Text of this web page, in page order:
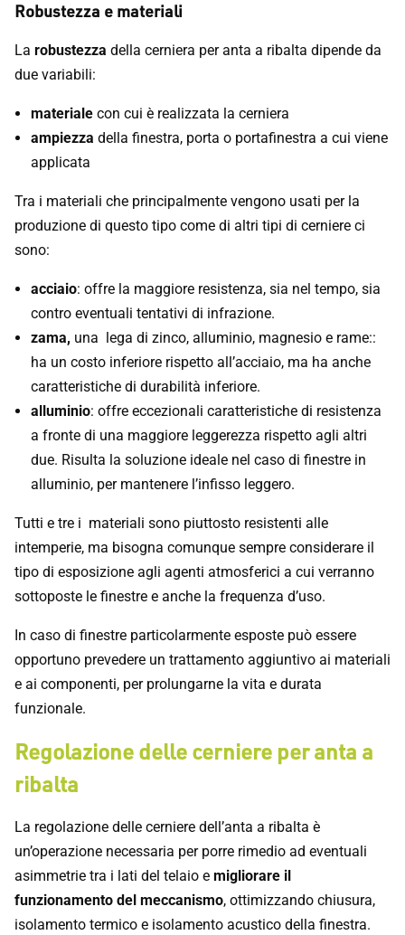
Robustezza e materiali
La robustezza della cerniera per anta a ribalta dipende da
due variabili:
materiale con cui è realizzata la cerniera
ampiezza della finestra, porta o portafinestra a cui viene
applicata
Tra i materiali che principalmente vengono usati per la
produzione di questo tipo come di altri tipi di cerniere ci
sono:
acciaio: offre la maggiore resistenza, sia nel tempo, sia
contro eventuali tentativi di infrazione.
zama, una lega di zinco, alluminio, magnesio e rame::
ha un costo inferiore rispetto all’acciaio, ma ha anche
caratteristiche di durabilità inferiore.
alluminio: offre eccezionali caratteristiche di resistenza
a fronte di una maggiore leggerezza rispetto agli altri
due. Risulta la soluzione ideale nel caso di finestre in
alluminio, per mantenere l’infisso leggero.
Tutti e tre i materiali sono piuttosto resistenti alle
intemperie, ma bisogna comunque sempre considerare il
tipo di esposizione agli agenti atmosferici a cui verranno
sottoposte le finestre e anche la frequenza d’uso.
In caso di finestre particolarmente esposte può essere
opportuno prevedere un trattamento aggiuntivo ai materiali
e ai componenti, per prolungarne la vita e durata
funzionale.
Regolazione delle cerniere per anta a
ribalta
La regolazione delle cerniere dell’anta a ribalta è
un’operazione necessaria per porre rimedio ad eventuali
asimmetrie tra i lati del telaio e migliorare il
funzionamento del meccanismo, ottimizzando chiusura,
isolamento termico e isolamento acustico della finestra.